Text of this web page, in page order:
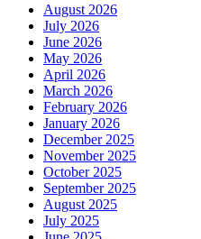
August 2026
July 2026
June 2026
May 2026
April 2026
March 2026
February 2026
January 2026
December 2025
November 2025
October 2025
September 2025
August 2025
July 2025